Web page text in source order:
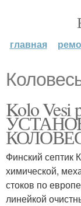
главная
Kolo
Финский септик
химической,
стоков по
линейкой